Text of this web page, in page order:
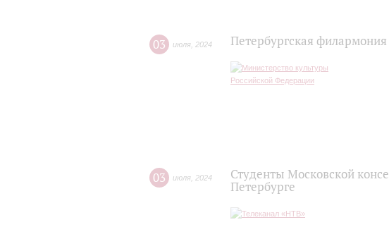
03 июля 2024 Петербургская филармония
03 июля 2024
Студенты Московской
Петербурге